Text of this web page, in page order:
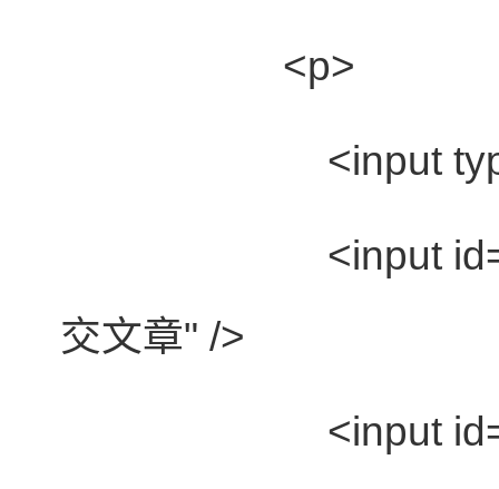
<p>
<input
<input
交文章" />
<input